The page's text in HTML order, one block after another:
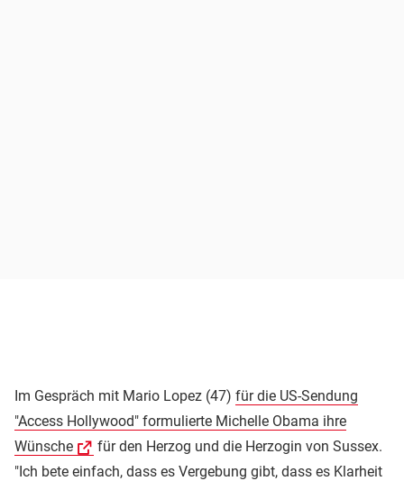
Im Gespräch mit Mario Lopez (47) für die US-Sendung
"Access Hollywood" formulierte Michelle Obama ihre
Wünsche
für den Herzog und die Herzogin von Sussex.
"Ich bete einfach, dass es Vergebung gibt, dass es Klarheit